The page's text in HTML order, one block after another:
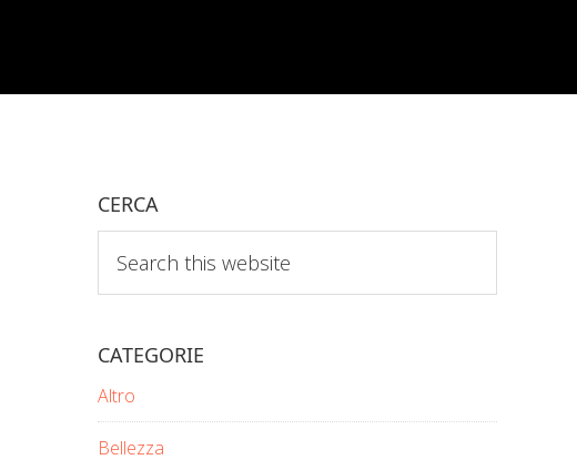
CERCA
this
website
CATEGORIE
Altro
Bellezza